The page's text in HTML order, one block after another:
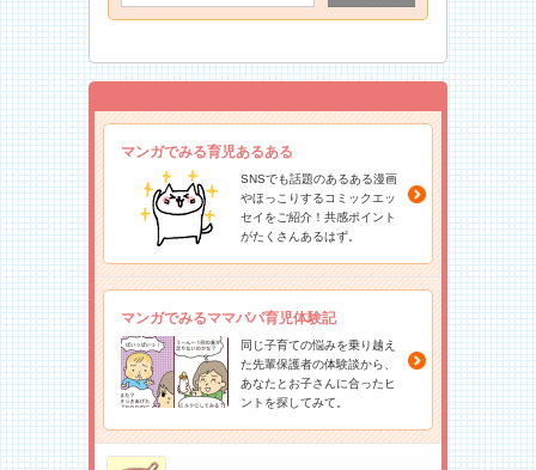
マンガでみる育児あるある
SNSでも話題のあるある漫画
やほっこりするコミックエッ
セイをご紹介！共感ポイント
がたくさんあるはず。
マンガでみるママパパ育児体験記
同じ子育ての悩みを乗り越え
た先輩保護者の体験談から、
あなたとお子さんに合ったヒ
ントを探してみて。